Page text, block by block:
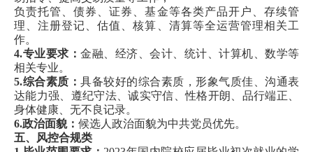
负责托管、债券、证券、基金等各类产品开户、存续管
理、注册登记、估值、核算、清算等全运营管理相关工
作。
4.专业要求： 金融、经济、会计、统计、计算机、数学等
相关专业。
5.综合素质： 具备较好的综合素质，形象气质佳、沟通表
达能力强、遵纪守法、诚实守信、性格开朗、品行端正、
身体健康、无不良记录。
6.政治面貌： 候选人政治面貌为中共党员优先。
五、风控合规类